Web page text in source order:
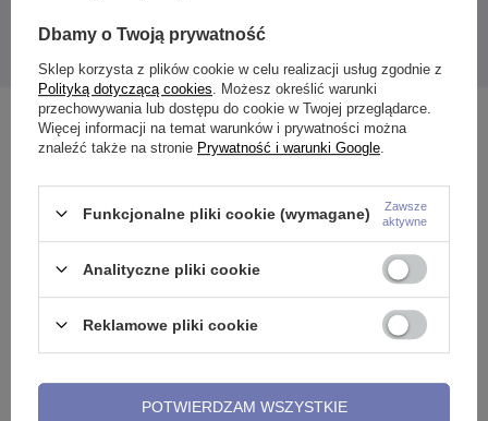
Całkowita długość kolczyka: około 49 mm
Zobacz również
Dbamy o Twoją prywatność
Sklep korzysta z plików cookie w celu realizacji usług zgodnie z
Polityką dotyczącą cookies . Możesz określić warunki
przechowywania lub dostępu do cookie w Twojej przeglądarce.
Więcej informacji na temat warunków i prywatności można
znaleźć także na stronie Prywatność i warunki Google
Funkcjonalne pliki cookie (wymagane)
Zawsze
aktywne
Analityczne pliki cookie
Reklamowe pliki cookie
POTWIERDZAM WSZYSTKIE